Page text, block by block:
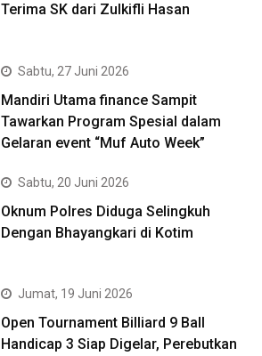
Terima SK dari Zulkifli Hasan
Sabtu, 27 Juni 2026
Mandiri Utama finance Sampit
Tawarkan Program Spesial dalam
Gelaran event “Muf Auto Week”
Sabtu, 20 Juni 2026
Oknum Polres Diduga Selingkuh
Dengan Bhayangkari di Kotim
Jumat, 19 Juni 2026
Open Tournament Billiard 9 Ball
Handicap 3 Siap Digelar, Perebutkan